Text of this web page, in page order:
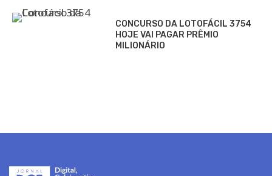
CONCURSO DA LOTOFÁCIL 3754
HOJE VAI PAGAR PRÊMIO
MILIONÁRIO